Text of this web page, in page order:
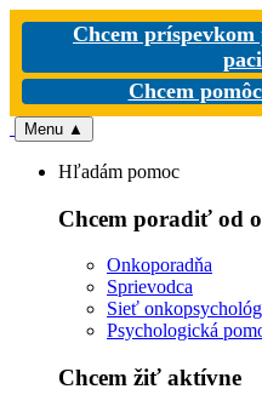
Chcem
Chcem
Menu ▲
Hľadám pomoc
Chcem poradiť od
Onkoporadňa
Sprievodca
Sieť
Psychologická
Chcem žiť aktívne